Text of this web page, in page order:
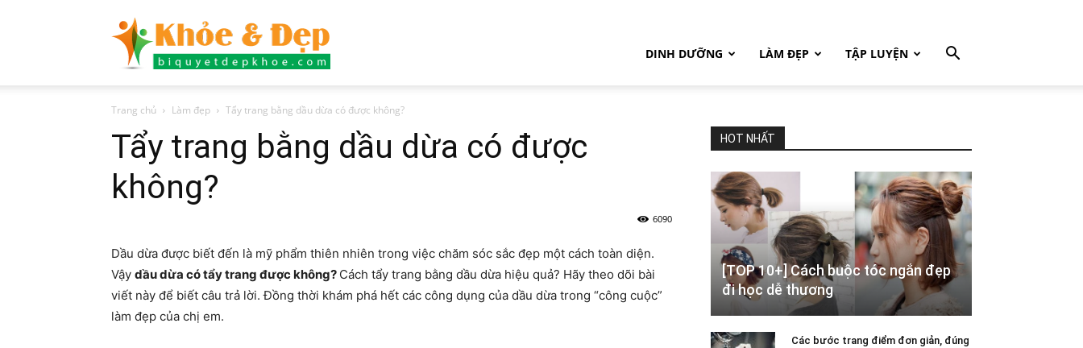
quyết
khỏe
DINH DƯỠNG LÀM ĐẸP TẬP LUYỆN
Trang chủ Làm đẹp Tẩy trang bằng dầu dừa có được không?
Tẩy trang bằng dầu dừa có được
không?
6090
Dầu dừa được biết đến là mỹ phẩm thiên nhiên trong việc chăm sóc sắc đẹp một cách toàn diện.
Vậy dầu dừa có tẩy trang được không? Cách tẩy trang bằng dầu dừa hiệu quả? Hãy theo dõi bài
viết này để biết câu trả lời. Đồng thời khám phá hết các công dụng của dầu dừa trong “công cuộc”
làm đẹp của chị em.
HOT NHẤT
[TOP 10+] Cách buộc tóc ngắn đẹp
đi học dễ thương
Các bước trang điểm đơn giản, đúng